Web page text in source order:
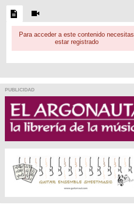
Para acceder a este contenido necesitas
estar registrado
PUBLICIDAD